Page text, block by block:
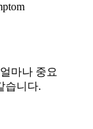
마나 중요
습니다.